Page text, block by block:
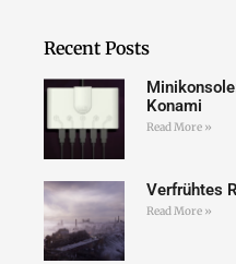
Recent Posts
Konami
Read More »
Verfrühtes
Read More »